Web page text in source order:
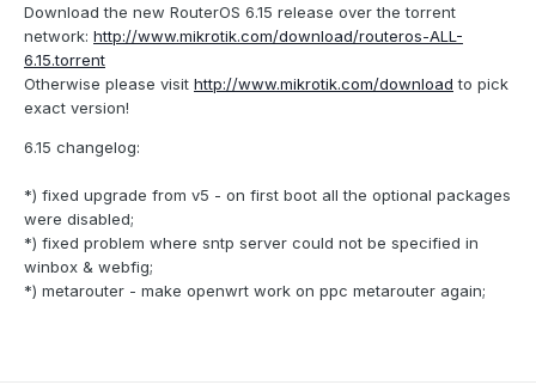
Download the new RouterOS 6.15 release over the torrent
network: http://www.mikrotik.com/download/routeros-ALL-
6.15.torrent
Otherwise please visit http://www.mikrotik.com/download to pick
exact version!
6.15 changelog:
*) fixed upgrade from v5 - on first boot all the optional packages
were disabled;
*) fixed problem where sntp server could not be specified in
winbox & webfig;
*) metarouter - make openwrt work on ppc metarouter again;